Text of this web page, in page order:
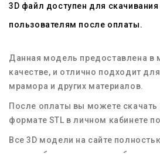
3D файл доступен для
пользователям после оплаты.
Данная модель предоставлена в
качестве, и отлично подходит для
мрамора и других материалов.
После оплаты вы можете скачать
формате STL в личном кабинете
Все 3D модели на сайте